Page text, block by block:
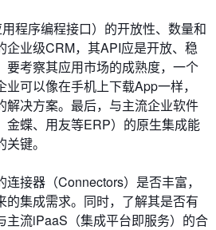
程序编程接口）的开放性、数量和
企业级CRM，其API应是开放、稳
要考察其应用市场的成熟度，一个
可以像在手机上下载App一样，
解决方案。最后，与主流企业软件
金蝶、用友等ERP）的原生集成能
键。
连接器（Connectors）是否丰富，
的集成需求。同时，了解其是否有
主流iPaaS（集成平台即服务）的合